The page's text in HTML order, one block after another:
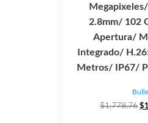
2.8mm/ 102
Apertura/
Integrado/
Metros/ IP67/
$1,778.76 El
$